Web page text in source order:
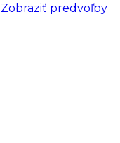
Zobraziť predvoľby